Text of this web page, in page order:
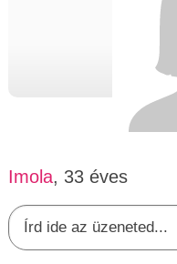
Imola, 33 éves